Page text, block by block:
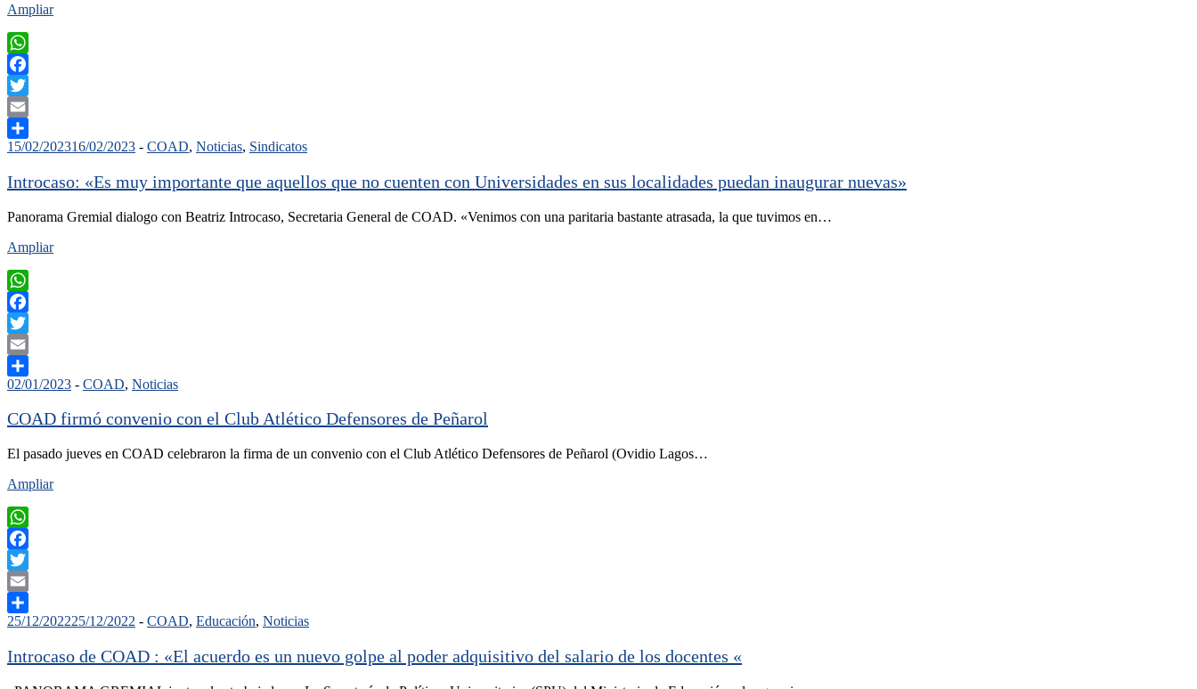
Ampliar
WhatsApp
Facebook
Twitter
Email
Compartir
15/02/202316/02/2023 - COAD, Noticias, Sindicatos
Introcaso: «Es muy importante que aquellos que no cuenten con Universidades en sus localidades puedan inaugurar nuevas»
Panorama Gremial dialogo con Beatriz Introcaso, Secretaria General de COAD. «Venimos con una paritaria bastante atrasada, la que tuvimos en…
Ampliar
WhatsApp
Facebook
Twitter
Email
Compartir
02/01/2023 - COAD, Noticias
COAD firmó convenio con el Club Atlético Defensores de Peñarol
El pasado jueves en COAD celebraron la firma de un convenio con el Club Atlético Defensores de Peñarol (Ovidio Lagos…
Ampliar
WhatsApp
Facebook
Twitter
Email
Compartir
25/12/202225/12/2022 - COAD, Educación, Noticias
Introcaso de COAD : «El acuerdo es un nuevo golpe al poder adquisitivo del salario de los docentes «